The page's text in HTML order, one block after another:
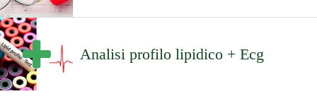
Analisi profilo lipidico + Ecg